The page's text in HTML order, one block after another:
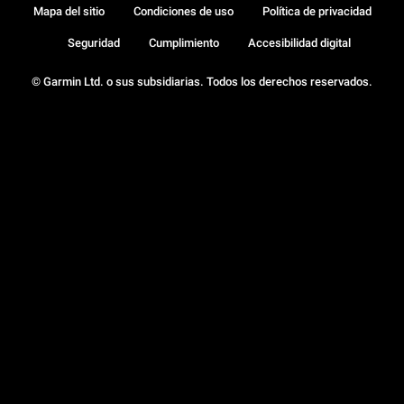
© Garmin Ltd. o sus subsidiarias. Todos los derechos reservados.
Mapa del sitio Condiciones de uso Política de privacidad
Seguridad Cumplimiento Accesibilidad digital